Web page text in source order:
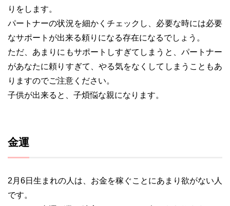
りをします。
パートナーの状況を細かくチェックし、必要な時には必要
なサポートが出来る頼りになる存在になるでしょう。
ただ、あまりにもサポートしすぎてしまうと、パートナー
があなたに頼りすぎて、やる気をなくしてしまうこともあ
りますのでご注意ください。
子供が出来ると、子煩悩な親になります。
金運
2月6日生まれの人は、お金を稼ぐことにあまり欲がない人
です。